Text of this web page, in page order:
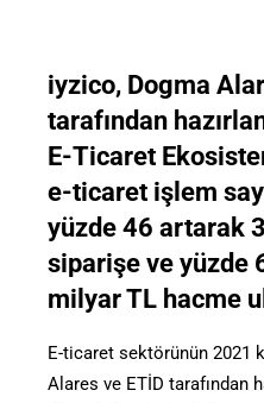
iyzico, Dogma
tarafından
E-Ticaret
e-ticaret işlem
yüzde 46 artarak
siparişe ve yüzde
milyar TL hacme
E-ticaret sektörünün 2021
Alares ve ETİD tarafından